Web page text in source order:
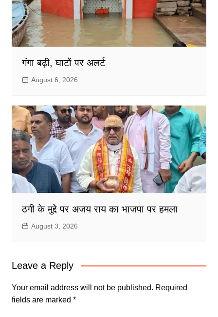
गंगा बढ़ी, घाटों पर अलर्ट
August 6, 2026
ठगी के मुद्दे पर अजय राय का भाजपा पर हमला
August 3, 2026
Leave a Reply
Your email address will not be published. Required
fields are marked *